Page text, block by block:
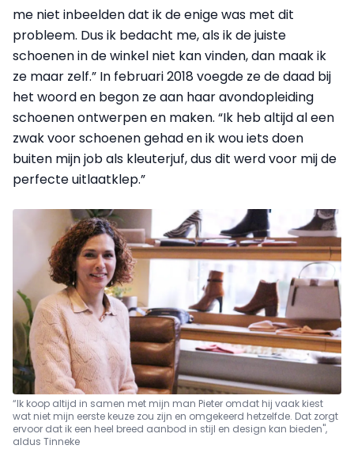
me niet inbeelden dat ik de enige was met dit
probleem. Dus ik bedacht me, als ik de juiste
schoenen in de winkel niet kan vinden, dan maak ik
ze maar zelf.” In februari 2018 voegde ze de daad bij
het woord en begon ze aan haar avondopleiding
schoenen ontwerpen en maken. “Ik heb altijd al een
zwak voor schoenen gehad en ik wou iets doen
buiten mijn job als kleuterjuf, dus dit werd voor mij de
perfecte uitlaatklep.”
“Ik koop altijd in samen met mijn man Pieter omdat hij vaak kiest
wat niet mijn eerste keuze zou zijn en omgekeerd hetzelfde. Dat zorgt
ervoor dat ik een heel breed aanbod in stijl en design kan bieden",
aldus Tinneke